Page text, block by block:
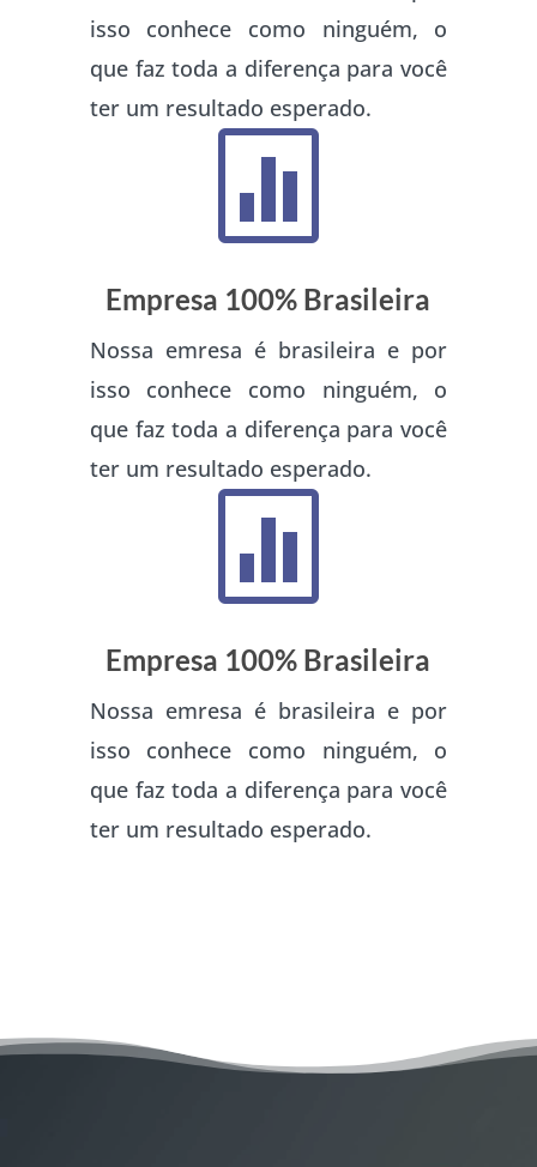
isso conhece como ninguém, o
que faz toda a diferença para você
ter um resultado esperado.

Empresa 100% Brasileira
Nossa emresa é brasileira e por
isso conhece como ninguém, o
que faz toda a diferença para você
ter um resultado esperado.

Empresa 100% Brasileira
Nossa emresa é brasileira e por
isso conhece como ninguém, o
que faz toda a diferença para você
ter um resultado esperado.